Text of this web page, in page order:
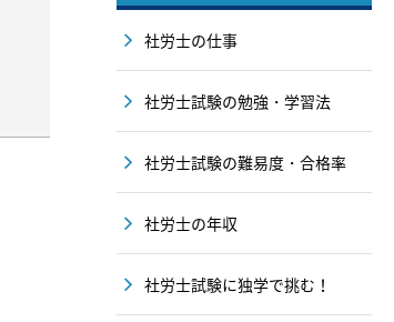
社労士の仕事
社労士試験の勉強・学習法
社労士試験の難易度・合格率
社労士の年収
社労士試験に独学で挑む！